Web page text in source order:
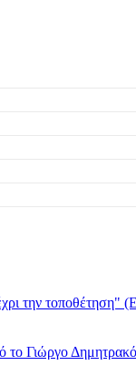
την τοποθέτηση"
το Γιώργο